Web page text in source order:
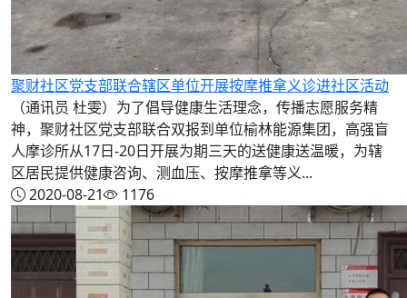
聚财社区党支部联合辖区单位开展按摩推拿义诊进社区活动
（通讯员 杜雯）为了倡导健康生活理念，传播志愿服务精
神，聚财社区党支部联合双报到单位榆林能源集团，高强盲
人摩诊所从17日-20日开展为期三天的送健康送温暖，为辖
区居民提供健康咨询、测血压、按摩推拿等义...
2020-08-21
1176